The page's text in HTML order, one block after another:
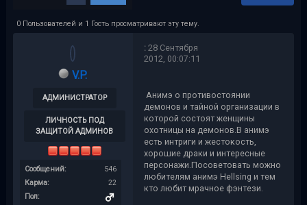
0 Пользователей и 1 Гость просматривают эту тему.
V.P.
АДМИНИСТРАТОР
ЛИЧНОСТЬ ПОД
ЗАЩИТОЙ АДМИНОВ
Сообщений:
546
Карма:
22
Пол:
:28 Сентября
2012, 00:07:11
Анимэ о противостоянии
демонов и тайной организации в
которой состоят женщины
охотницы на демонов.В анимэ
есть интриги и жестокость,
хорошие драки и интересные
персонажи.Посоветовать можно
любителям анимэ Hellsing и тем
кто любит мрачное фэнтези.